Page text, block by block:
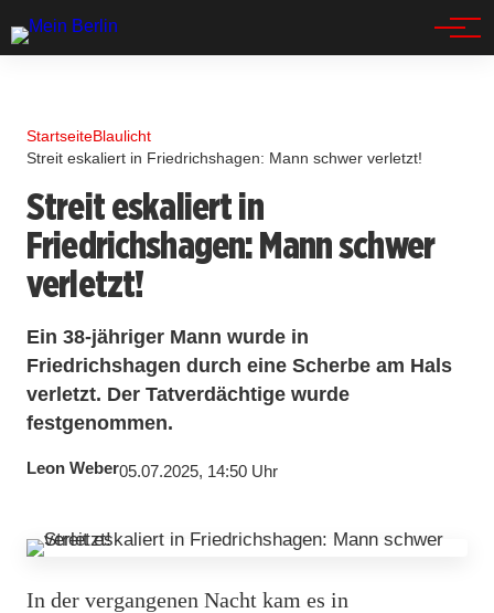
StartseiteBlaulicht
Streit eskaliert in Friedrichshagen: Mann schwer verletzt!
Streit eskaliert in
Friedrichshagen: Mann schwer
verletzt!
Ein 38-jähriger Mann wurde in
Friedrichshagen durch eine Scherbe am Hals
verletzt. Der Tatverdächtige wurde
festgenommen.
Leon Weber05.07.2025, 14:50 Uhr
In der vergangenen Nacht kam es in